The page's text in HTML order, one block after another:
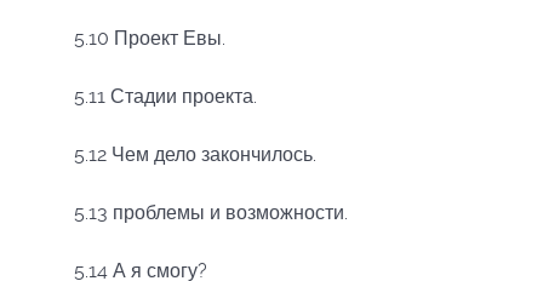
5.10 Проект Евы.
5.11 Стадии проекта.
5.12 Чем дело закончилось.
5.13 проблемы и возможности.
5.14 А я смогу?